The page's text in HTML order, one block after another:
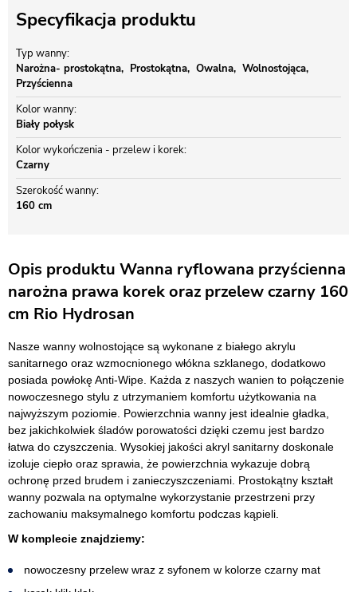
Specyfikacja produktu
Typ wanny
Narożna- prostokątna
Prostokątna Owalna
Wolnostojąca
Przyścienna
Kolor wanny
Biały połysk
Kolor wykończenia - przelew i korek
Czarny
Szerokość wanny
160 cm
Opis produktu Wanna ryflowana przyścienna
narożna prawa korek oraz przelew czarny 160
cm Rio Hydrosan
Nasze wanny wolnostojące są wykonane z białego akrylu
sanitarnego oraz wzmocnionego włókna szklanego, dodatkowo
posiada powłokę Anti-Wipe. Każda z naszych wanien to połączenie
nowoczesnego stylu z utrzymaniem komfortu użytkowania na
najwyższym poziomie. Powierzchnia wanny jest idealnie gładka,
bez jakichkolwiek śladów porowatości dzięki czemu jest bardzo
łatwa do czyszczenia. Wysokiej jakości akryl sanitarny doskonale
izoluje ciepło oraz sprawia, że powierzchnia wykazuje dobrą
ochronę przed brudem i zanieczyszczeniami. Prostokątny kształt
wanny pozwala na optymalne wykorzystanie przestrzeni przy
zachowaniu maksymalnego komfortu podczas kąpieli.
W komplecie znajdziemy:
nowoczesny przelew wraz z syfonem w kolorze czarny mat